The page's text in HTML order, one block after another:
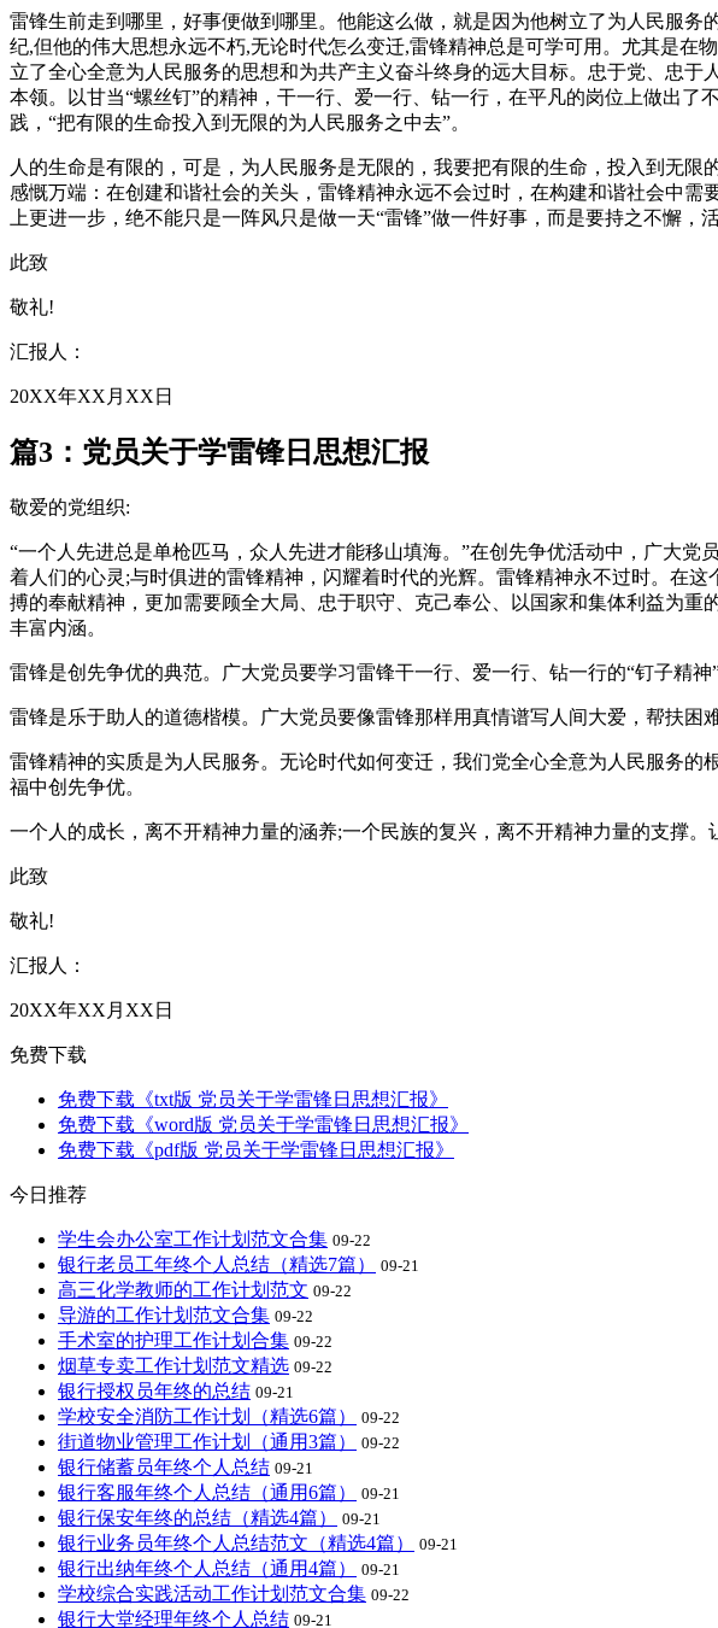
雷锋生前走到哪里，好事便做到哪里。他能这么做，就是因为他树立了为人民服
纪,但他的伟大思想永远不朽,无论时代怎么变迁,雷锋精神总是可学可用。尤其是
立了全心全意为人民服务的思想和为共产主义奋斗终身的远大目标。忠于党、忠
本领。以甘当“螺丝钉”的精神，干一行、爱一行、钻一行，在平凡的岗位上做出
践，“把有限的生命投入到无限的为人民服务之中去”。
人的生命是有限的，可是，为人民服务是无限的，我要把有限的生命，投入到无
感慨万端：在创建和谐社会的关头，雷锋精神永远不会过时，在构建和谐社会中
上更进一步，绝不能只是一阵风只是做一天“雷锋”做一件好事，而是要持之不懈，
此致
敬礼!
汇报人：
20XX年XX月XX日
篇3：党员关于学雷锋日思想汇报
敬爱的党组织:
“一个人先进总是单枪匹马，众人先进才能移山填海。”在创先争优活动中，广大党
着人们的心灵;与时俱进的雷锋精神，闪耀着时代的光辉。雷锋精神永不过时。在
搏的奉献精神，更加需要顾全大局、忠于职守、克己奉公、以国家和集体利益为
丰富内涵。
雷锋是创先争优的典范。广大党员要学习雷锋干一行、爱一行、钻一行的“钉子精
雷锋是乐于助人的道德楷模。广大党员要像雷锋那样用真情谱写人间大爱，帮扶
雷锋精神的实质是为人民服务。无论时代如何变迁，我们党全心全意为人民服务
福中创先争优。
一个人的成长，离不开精神力量的涵养;一个民族的复兴，离不开精神力量的支撑
此致
敬礼!
汇报人：
20XX年XX月XX日
免费下载
免费下载《txt版 党员关于学雷锋日思想汇报》
免费下载《word版 党员关于学雷锋日思想汇报》
免费下载《pdf版 党员关于学雷锋日思想汇报》
今日推荐
学生会办公室工作计划范文合集 09-22
银行老员工年终个人总结（精选7篇） 09-21
高三化学教师的工作计划范文 09-22
导游的工作计划范文合集 09-22
手术室的护理工作计划合集 09-22
烟草专卖工作计划范文精选 09-22
银行授权员年终的总结 09-21
学校安全消防工作计划（精选6篇） 09-22
街道物业管理工作计划（通用3篇） 09-22
银行储蓄员年终个人总结 09-21
银行客服年终个人总结（通用6篇） 09-21
银行保安年终的总结（精选4篇） 09-21
银行业务员年终个人总结范文（精选4篇） 09-21
银行出纳年终个人总结（通用4篇） 09-21
学校综合实践活动工作计划范文合集 09-22
银行大堂经理年终个人总结 09-21